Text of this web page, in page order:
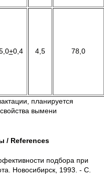
+0,4 4,5 78,0
планируется
вымени
/ References
подбора при
Новосибирск, 1993. - С.